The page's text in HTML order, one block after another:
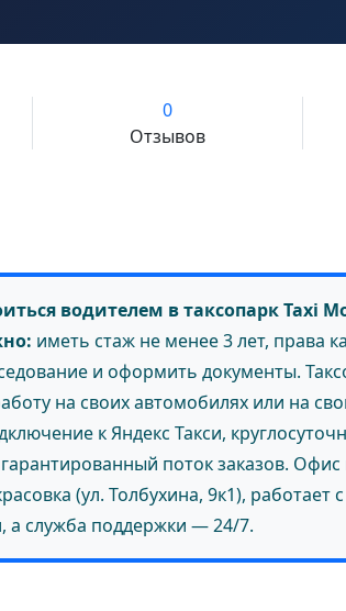
0
Отзывов
водителем в таксопарк Taxi
иметь стаж не менее 3 лет, права
и оформить документы.
на своих автомобилях или на
к Яндекс Такси,
поток заказов. Офис
(ул. Толбухина, 9к1), работает
а служба поддержки — 24/7.